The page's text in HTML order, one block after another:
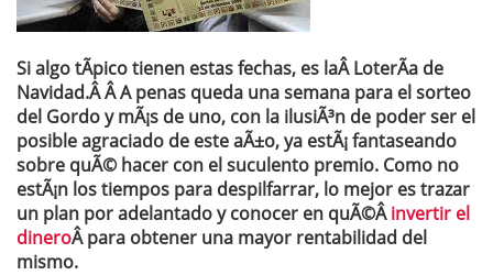
Si algo tÃ­pico tienen estas fechas, es laÂ LoterÃ­a de
Navidad.Â Â A penas queda una semana para el sorteo
del Gordo y mÃ¡s de uno, con la ilusiÃ³n de poder ser el
posible agraciado de este aÃ±o, ya estÃ¡ fantaseando
sobre quÃ© hacer con el suculento premio. Como no
estÃ¡n los tiempos para despilfarrar, lo mejor es trazar
un plan por adelantado y conocer en quÃ©Âinvertir el
dineroÂ para obtener una mayor rentabilidad del
mismo.